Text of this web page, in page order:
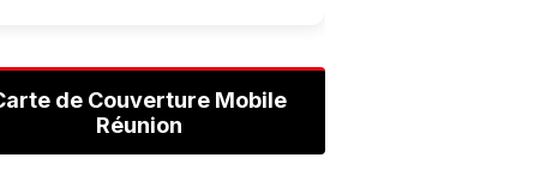
de Couverture Mobile
Réunion